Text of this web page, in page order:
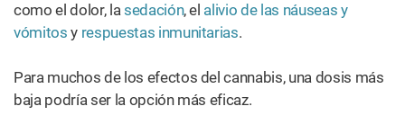
como el dolor, lasedación, el alivio de las náuseas y
vómitos y respuestas inmunitarias.
Para muchos de los efectos del cannabis, una dosis más
baja podría ser la opción más eficaz.